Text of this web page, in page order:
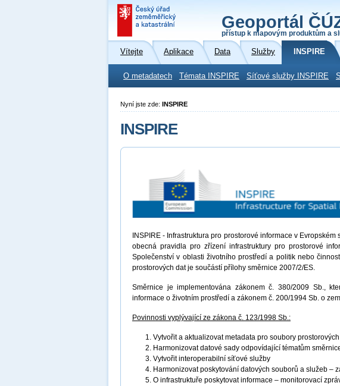
Geoportál
přístup k mapovým produktům a
Vítejte Aplikace Data Služby INSPIRE
O metadatech Témata INSPIRE Síťové služby INSPIRE
Nyní jste zde: INSPIRE
INSPIRE
INSPIRE - Infrastruktura pro prostorové informace v
obecná pravidla pro zřízení infrastruktury pro prostorové
Společenství v oblasti životního prostředí a politik nebo
prostorových dat je součástí přílohy směrnice 2007/2/ES.
Směrnice je implementována zákonem č. 380/2009 Sb.,
informace o životním prostředí a zákonem č. 200/1994 Sb. o
Povinnosti vyplývající ze zákona č. 123/1998 Sb.:
Vytvořit a aktualizovat metadata pro soubory
Harmonizovat datové sady odpovídající tématům
Vytvořit interoperabilní síťové služby
Harmonizovat poskytování datových souborů a služeb –
O infrastruktuře poskytovat informace – monitorovací